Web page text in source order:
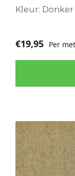
Kleur:
€19,95 Per